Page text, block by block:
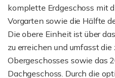
komplette Erdgeschoss mit
Vorgarten sowie die Hälfte
Die obere Einheit ist über
zu erreichen und umfasst
Obergeschosses sowie das
Dachgeschoss. Durch die